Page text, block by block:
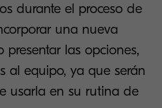
durante el proceso de
una nueva
las opciones,
al equipo, ya que serán
usarla en su rutina de